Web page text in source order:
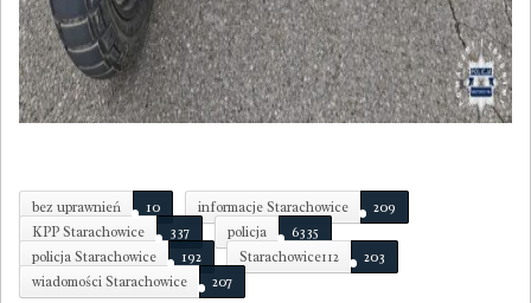
bez uprawnień 10 informacje Starachowice
209
KPP Starachowice
337 policja
6335
policja Starachowice
192 Starachowice112
203
wiadomości Starachowice
207